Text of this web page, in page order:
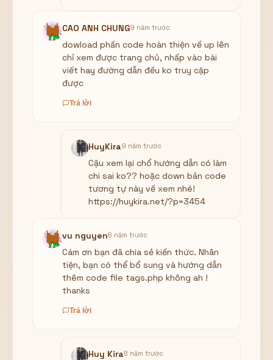
CAO ANH CHUNG9 năm trước
dowload phần code hoàn thiện về up lên
chỉ xem được trang chủ, nhấp vào bài
viết hay đường dẫn đều ko truy cập
được
Trả lời
HuyKira9 năm trước
Cậu xem lại chổ hướng dẫn có làm
chi sai ko?? hoặc down bản code
tương tự này về xem nhé!
https://huykira.net/?p=3454
vu nguyen8 năm trước
Cám ơn bạn đã chia sẻ kiến thức. Nhân
tiện, bạn có thể bổ sung và hướng dẫn
thêm code file tags.php không ah !
thanks
Trả lời
Huy Kira8 năm trước